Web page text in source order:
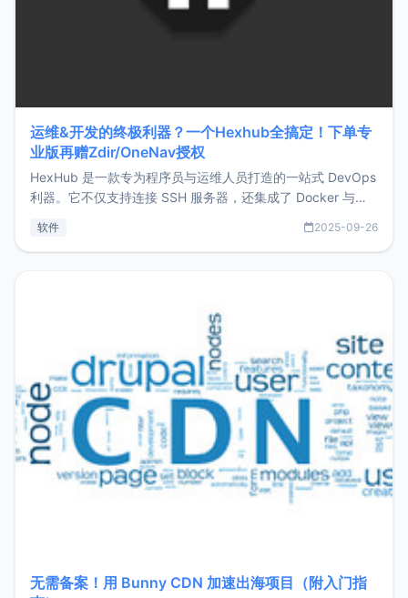
运维&开发的终极利器？一个Hexhub全搞定！下单专
业版再赠Zdir/OneNav授权
HexHub 是一款专为程序员与运维人员打造的一站式 DevOps
利器。它不仅支持连接 SSH 服务器，还集成了 Docker 与常
件间频繁切换，仅凭 HexHub 即可同时搞定运维与数据库操
软件 2025-09-26
无需备案！用 Bunny CDN 加速出海项目（附入门指